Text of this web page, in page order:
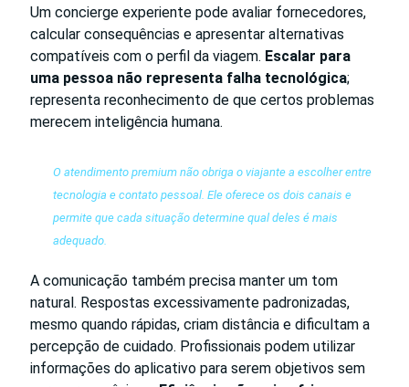
Um concierge experiente pode avaliar fornecedores,
calcular consequências e apresentar alternativas
compatíveis com o perfil da viagem. Escalar para
uma pessoa não representa falha tecnológica;
representa reconhecimento de que certos problemas
merecem inteligência humana.
O atendimento premium não obriga o viajante a escolher entre
tecnologia e contato pessoal. Ele oferece os dois canais e
permite que cada situação determine qual deles é mais
adequado.
A comunicação também precisa manter um tom
natural. Respostas excessivamente padronizadas,
mesmo quando rápidas, criam distância e dificultam a
percepção de cuidado. Profissionais podem utilizar
informações do aplicativo para serem objetivos sem